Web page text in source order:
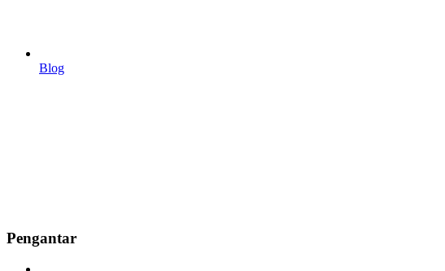
Blog
Pengantar